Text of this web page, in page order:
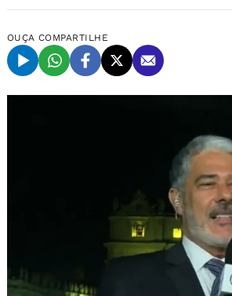
OUÇA COMPARTILHE